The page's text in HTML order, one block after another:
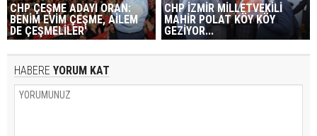
CHP ÇEŞME ADAYI ORAN:
BENİM EVİM ÇEŞME, AİLEM
DE ÇEŞMELİLER'
CHP İZMİR MİLLETVEKİLİ
MAHİR POLAT KÖY KÖY
GEZİYOR...
HABERE YORUM KAT